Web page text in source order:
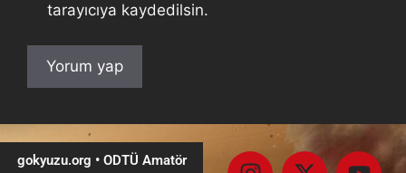
tarayıcıya kaydedilsin.
gokyuzu.org • ODTÜ Amatör